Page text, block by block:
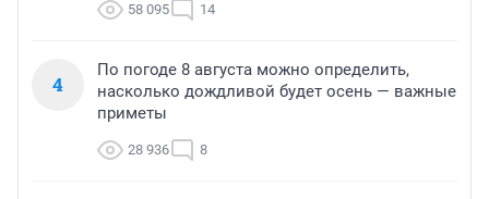
58 095 14
4
По погоде 8 августа можно определить,
насколько дождливой будет осень — важные
приметы
28 936 8